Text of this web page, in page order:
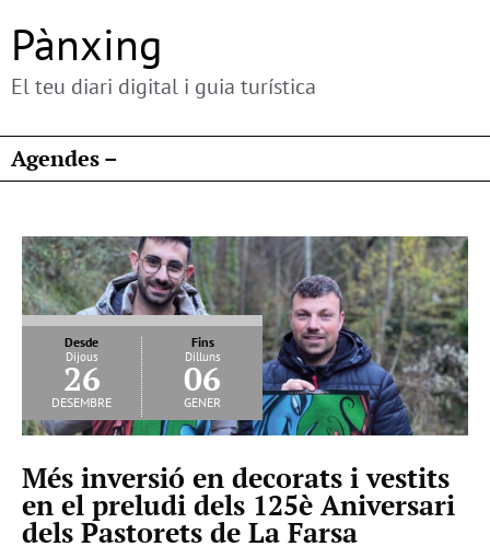
Pànxing
El teu diari digital i guia turística
Agendes –
Desde
Dijous
26
desembre
Fins
Dilluns
06
gener
Més inversió en decorats i vestits
en el preludi dels 125è Aniversari
dels Pastorets de La Farsa